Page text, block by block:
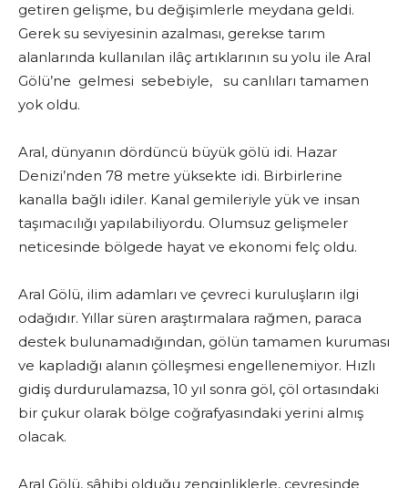
getiren gelişme, bu değişimlerle meydana geldi.
Gerek su seviyesinin azalması, gerekse tarım
alanlarında kullanılan ilâç artıklarının su yolu ile Aral
Gölü’ne gelmesi sebebiyle, su canlıları tamamen
yok oldu.
Aral, dünyanın dördüncü büyük gölü idi. Hazar
Denizi’nden 78 metre yüksekte idi. Birbirlerine
kanalla bağlı idiler. Kanal gemileriyle yük ve insan
taşımacılığı yapılabiliyordu. Olumsuz gelişmeler
neticesinde bölgede hayat ve ekonomi felç oldu.
Aral Gölü, ilim adamları ve çevreci kuruluşların ilgi
odağıdır. Yıllar süren araştırmalara rağmen, paraca
destek bulunamadığından, gölün tamamen kuruması
ve kapladığı alanın çölleşmesi engellenemiyor. Hızlı
gidiş durdurulamazsa, 10 yıl sonra göl, çöl ortasındaki
bir çukur olarak bölge coğrafyasındaki yerini almış
olacak.
Aral Gölü, sâhibi olduğu zenginliklerle, çevresinde